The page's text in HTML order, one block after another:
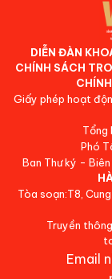
DIỄN ĐÀN
CHÍNH SÁCH
Giấy phép hoạt
Tổng
Phó
Ban Thư ký -
Tòa soạn:T8,
Truyền
Email